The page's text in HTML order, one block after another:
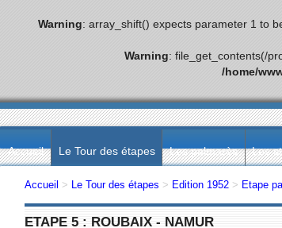
Warning: array_shift() expects parameter 1 to
Warning: file_get_contents(/
/home/
Accueil Le Tour des étapes Les palmarès Les
Accueil > Le Tour des étapes > Edition 1952 > Etape
ETAPE 5 : ROUBAIX - NAMUR